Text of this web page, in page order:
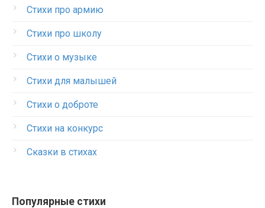
Стихи про армию
Стихи про школу
Стихи о музыке
Стихи для малышей
Стихи о доброте
Стихи на конкурс
Сказки в стихах
Популярные стихи